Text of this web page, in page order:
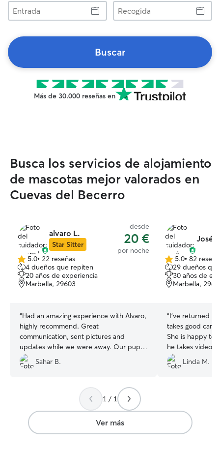
Entrada
Recogida
Buscar
Más de 30.000 reseñas en
Busca los servicios de alojamiento
de mascotas mejor valorados en
Cuevas del Becerro
alvaro L.
Star Sitter
desde
20 €
por noche
5.0
de
5
estrellas
5.0• 22 reseñas
4 dueños que repiten
20 años de experiencia
Marbella, 29603
“Had an amazing experience with Alvaro,
highly recommend. Great
communication, sent pictures and
updates while we were away. Our pup
looked like he was enjoying his time with
their dog going on walks and playing.
Sahar B.
José
5.0
de
5
estrellas
5.0• 82
29 dueños
30 años de
Marbella,
“I've returned to
takes good care
She is happy to
he takes videos
has access to his
very nice, but
Linda M.
1 / 1
Ver más